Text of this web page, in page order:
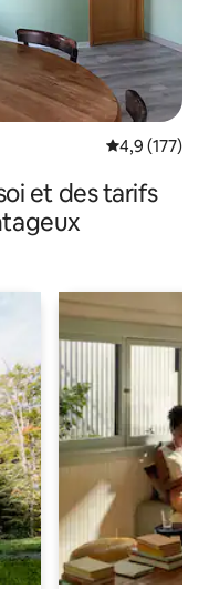
Évaluation
4,9 (177)
et des tarifs